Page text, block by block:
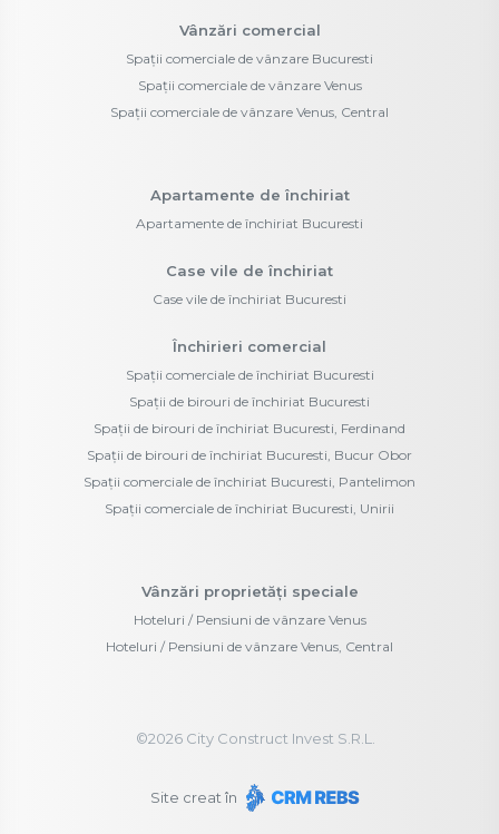
Vânzări comercial
Spații comerciale de vânzare Bucuresti
Spații comerciale de vânzare Venus
Spații comerciale de vânzare Venus, Central
Apartamente de închiriat
Apartamente de închiriat Bucuresti
Case vile de închiriat
Case vile de închiriat Bucuresti
Închirieri comercial
Spații comerciale de închiriat Bucuresti
Spații de birouri de închiriat Bucuresti
Spații de birouri de închiriat Bucuresti, Ferdinand
Spații de birouri de închiriat Bucuresti, Bucur Obor
Spații comerciale de închiriat Bucuresti, Pantelimon
Spații comerciale de închiriat Bucuresti, Unirii
Vânzări proprietăți speciale
Hoteluri / Pensiuni de vânzare Venus
Hoteluri / Pensiuni de vânzare Venus, Central
©2026City Construct Invest S.R.L.
Site creat în